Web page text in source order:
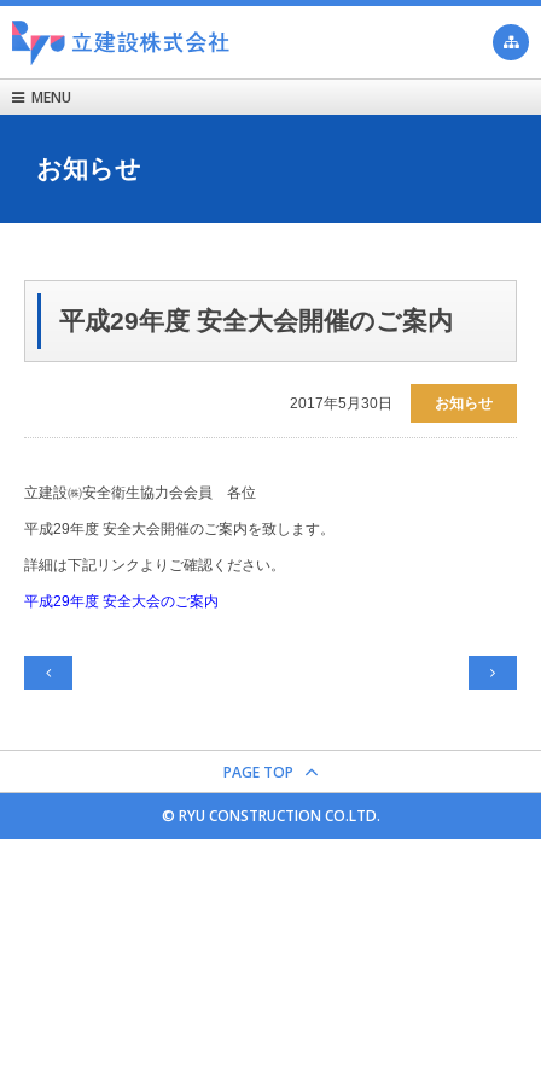

 MENU
お知らせ
平成29年度 安全大会開催のご案内
2017年5月30日 お知らせ
立建設㈱安全衛生協力会会員 各位
平成29年度 安全大会開催のご案内を致します。
詳細は下記リンクよりご確認ください。
平成29年度 安全大会のご案内
 
PAGE TOP